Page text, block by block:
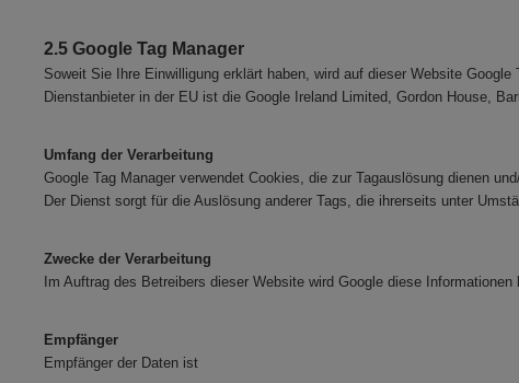
2.5 Google Tag Manager
Soweit Sie Ihre Einwilligung erklärt haben, wird auf dieser Website
Dienstanbieter in der EU ist die Google Ireland Limited, Gordon House,
Umfang der Verarbeitung
Google Tag Manager verwendet Cookies, die zur Tagauslösung dienen
Der Dienst sorgt für die Auslösung anderer Tags, die ihrerseits unter
Zwecke der Verarbeitung
Im Auftrag des Betreibers dieser Website wird Google diese
Empfänger
Empfänger der Daten ist